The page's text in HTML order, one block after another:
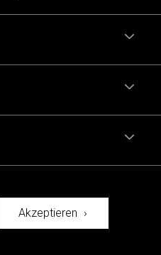
Akzeptieren